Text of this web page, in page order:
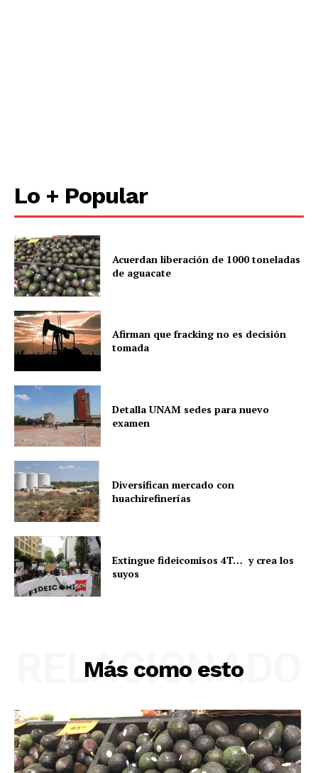
Lo + Popular
Acuerdan liberación de 1000 toneladas
de aguacate
Afirman que fracking no es decisión
tomada
Detalla UNAM sedes para nuevo
examen
Diversifican mercado con
huachirefinerías
Extingue fideicomisos 4T… y crea los
suyos
Más como esto
RELACIONADO